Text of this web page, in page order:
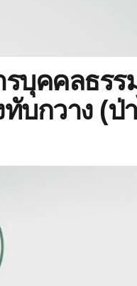
รบุคคลธร
บกวาง (ป่